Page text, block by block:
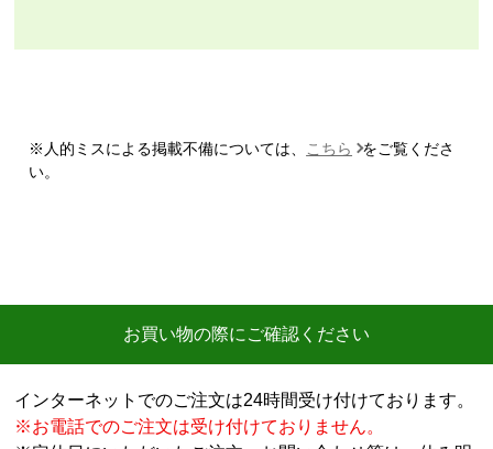
【このショップを選んだ理由は？】
購入した時点で最安価格でした。また、このショップ
を以前利用したことがあり、対応がとても良かったの
3日
【その他感想・コメント】
できとても満足しました。
機会があれば今後も利用したいショップです。
※人的ミスによる掲載不備については、 こちら
をご覧くださ
い。
お買い物の際にご確認ください
インターネットでのご注文は24時間受け付けております。
※お電話でのご注文は受け付けておりません。